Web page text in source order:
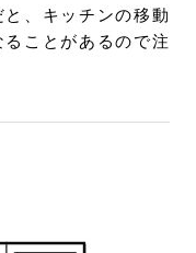
、キッチンの移動
ことがあるので注